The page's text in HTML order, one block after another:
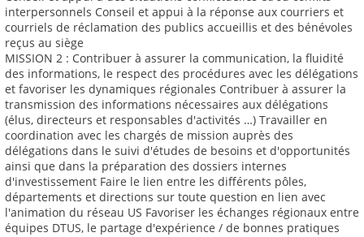
interpersonnels Conseil et appui à la réponse aux courriers et
courriels de réclamation des publics accueillis et des bénévoles
reçus au siège
MISSION 2 : Contribuer à assurer la communication, la fluidité
des informations, le respect des procédures avec les délégations
et favoriser les dynamiques régionales Contribuer à assurer la
transmission des informations nécessaires aux délégations
(élus, directeurs et responsables d'activités …) Travailler en
coordination avec les chargés de mission auprès des
délégations dans le suivi d'études de besoins et d'opportunités
ainsi que dans la préparation des dossiers internes
d'investissement Faire le lien entre les différents pôles,
départements et directions sur toute question en lien avec
l'animation du réseau US Favoriser les échanges régionaux entre
équipes DTUS, le partage d'expérience / de bonnes pratiques